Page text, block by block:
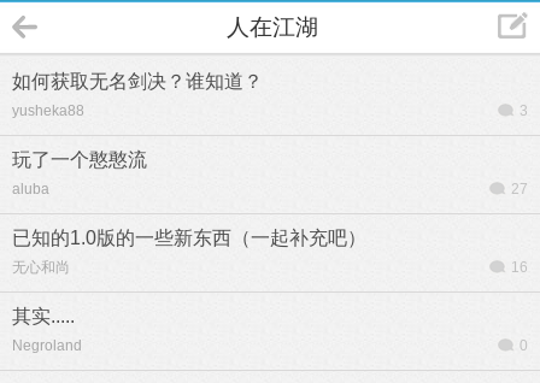
人在江湖
如何获取无名剑决？谁知道？
yusheka88 3
玩了一个憨憨流
aluba 27
已知的1.0版的一些新东西（一起补充吧）
无心和尚 16
其实.....
Negroland 0